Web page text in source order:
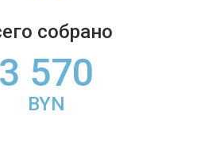
собрано
3 570
BYN